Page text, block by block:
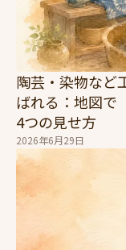
陶芸・染物など
ばれる：地図で
4つの見せ方
2026年6月29日